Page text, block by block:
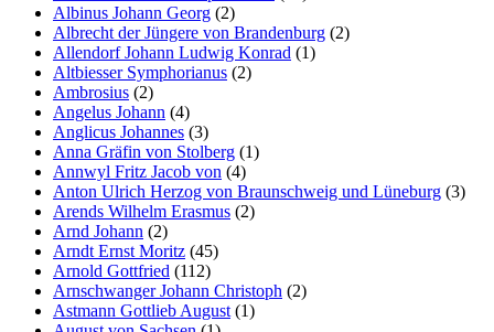
Albinus Johann Georg (2)
Albrecht der Jüngere von Brandenburg (2)
Allendorf Johann Ludwig Konrad (1)
Altbiesser Symphorianus (2)
Ambrosius (2)
Angelus Johann (4)
Anglicus Johannes (3)
Anna Gräfin von Stolberg (1)
Annwyl Fritz Jacob von (4)
Anton Ulrich Herzog von Braunschweig und Lüneburg (3)
Arends Wilhelm Erasmus (2)
Arnd Johann (2)
Arndt Ernst Moritz (45)
Arnold Gottfried (112)
Arnschwanger Johann Christoph (2)
Astmann Gottlieb August (1)